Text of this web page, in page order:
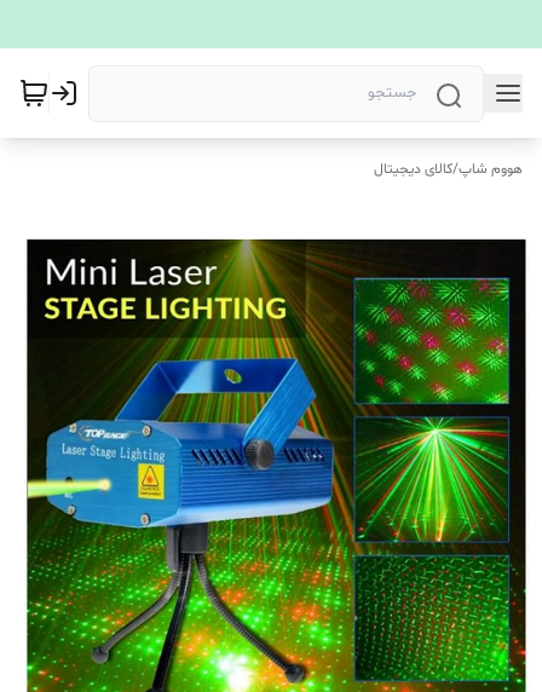
هووم شاپ/کالای دیجیتال